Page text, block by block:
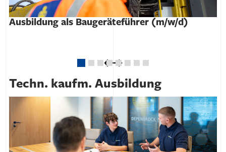
Ausbildung als Baugeräteführer (m/w/d)
Techn. kaufm. Ausbildung